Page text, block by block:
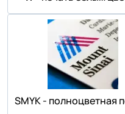
SMYK - полноцветная